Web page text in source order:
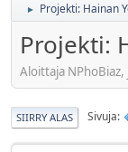
► Projekti: Hainan
Projekti:
Aloittaja
SIIRRY ALAS Sivuja